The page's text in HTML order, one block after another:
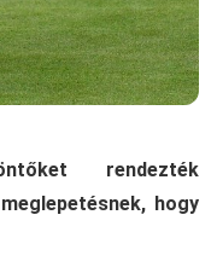
rendezték
hogy